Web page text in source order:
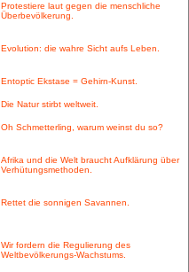
Protestiere laut gegen die menschliche
Überbevölkerung.
Evolution: die wahre Sicht aufs Leben.
Entoptic Ekstase = Gehirn-Kunst.
Die Natur stirbt weltweit.
Oh Schmetterling, warum weinst du so?
Afrika und die Welt braucht Aufklärung über
Verhütungsmethoden.
Rettet die sonnigen Savannen.
Wir fordern die Regulierung des
Weltbevölkerungs-Wachstums.